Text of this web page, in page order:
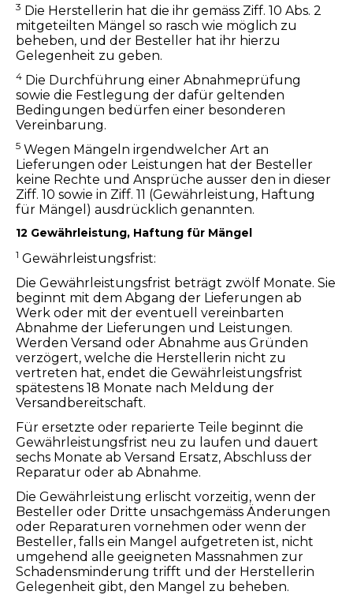
3 Die Herstellerin hat die ihr gemäss Ziff. 10 Abs. 2
mitgeteilten Mängel so rasch wie möglich zu
beheben, und der Besteller hat ihr hierzu
Gelegenheit zu geben.
4 Die Durchführung einer Abnahmeprüfung
sowie die Festlegung der dafür geltenden
Bedingungen bedürfen einer besonderen
Vereinbarung.
5 Wegen Mängeln irgendwelcher Art an
Lieferungen oder Leistungen hat der Besteller
keine Rechte und Ansprüche ausser den in dieser
Ziff. 10 sowie in Ziff. 11 (Gewährleistung, Haftung
für Mängel) ausdrücklich genannten.
12 Gewährleistung, Haftung für Mängel
1 Gewährleistungsfrist:
Die Gewährleistungsfrist beträgt zwölf Monate. Sie
beginnt mit dem Abgang der Lieferungen ab
Werk oder mit der eventuell vereinbarten
Abnahme der Lieferungen und Leistungen.
Werden Versand oder Abnahme aus Gründen
verzögert, welche die Herstellerin nicht zu
vertreten hat, endet die Gewährleistungsfrist
spätestens 18 Monate nach Meldung der
Versandbereitschaft.
Für ersetzte oder reparierte Teile beginnt die
Gewährleistungsfrist neu zu laufen und dauert
sechs Monate ab Versand Ersatz, Abschluss der
Reparatur oder ab Abnahme.
Die Gewährleistung erlischt vorzeitig, wenn der
Besteller oder Dritte unsachgemäss Änderungen
oder Reparaturen vornehmen oder wenn der
Besteller, falls ein Mangel aufgetreten ist, nicht
umgehend alle geeigneten Massnahmen zur
Schadensminderung trifft und der Herstellerin
Gelegenheit gibt, den Mangel zu beheben.